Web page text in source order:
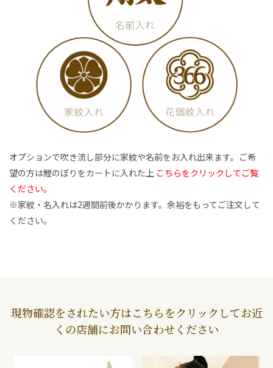
オプションで吹き流し部分に家紋や名前をお入れ出来ます。ご希
望の方は鯉のぼりをカートに入れた上 こちらをクリックしてご覧
ください。
※家紋・名入れは2週間前後かかります。余裕をもってご注文して
ください。
現物確認をされたい方はこちらをクリックしてお近
くの店舗にお問い合わせください